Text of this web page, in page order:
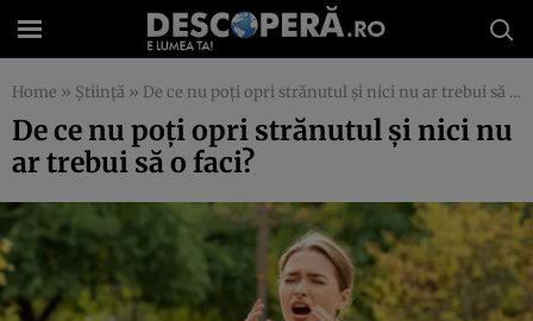
Home » Știință » De ce nu poți opri strănutul și nici nu ar trebui să o faci?
De ce nu poți opri strănutul și nici nu
ar trebui să o faci?